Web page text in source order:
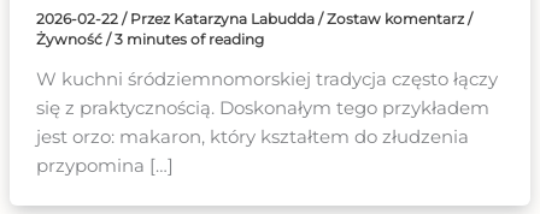
2026-02-22 / Przez Katarzyna Labudda /Zostaw komentarz /
Żywność/3 minutes of reading
W kuchni śródziemnomorskiej tradycja często łączy
się z praktycznością. Doskonałym tego przykładem
jest orzo: makaron, który kształtem do złudzenia
przypomina […]